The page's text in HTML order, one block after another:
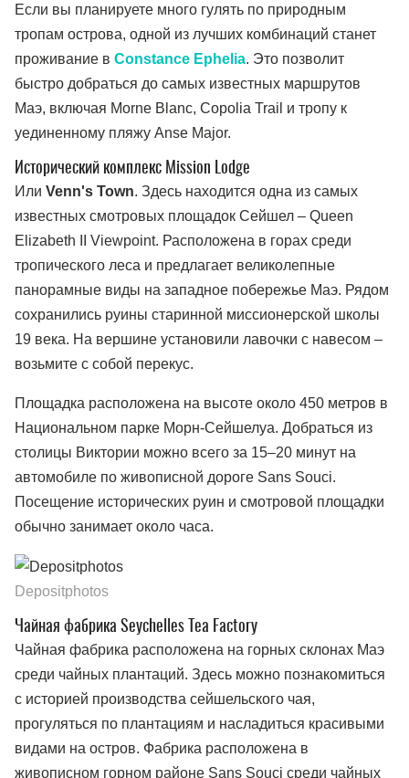
Если вы планируете много гулять по природным
тропам острова, одной из лучших комбинаций станет
проживание в Constance Ephelia. Это позволит
быстро добраться до самых известных маршрутов
Маэ, включая Morne Blanc, Copolia Trail и тропу к
уединенному пляжу Anse Major.
Исторический комплекс Mission Lodge
Или Venn's Town. Здесь находится одна из самых
известных смотровых площадок Сейшел – Queen
Elizabeth II Viewpoint. Расположена в горах среди
тропического леса и предлагает великолепные
панорамные виды на западное побережье Маэ. Рядом
сохранились руины старинной миссионерской школы
19 века. На вершине установили лавочки с навесом –
возьмите с собой перекус.
Площадка расположена на высоте около 450 метров в
Национальном парке Морн-Сейшелуа. Добраться из
столицы Виктории можно всего за 15–20 минут на
автомобиле по живописной дороге Sans Souci.
Посещение исторических руин и смотровой площадки
обычно занимает около часа.
Depositphotos
Чайная фабрика Seychelles Tea Factory
Чайная фабрика расположена на горных склонах Маэ
среди чайных плантаций. Здесь можно познакомиться
с историей производства сейшельского чая,
прогуляться по плантациям и насладиться красивыми
видами на остров. Фабрика расположена в
живописном горном районе Sans Souci среди чайных